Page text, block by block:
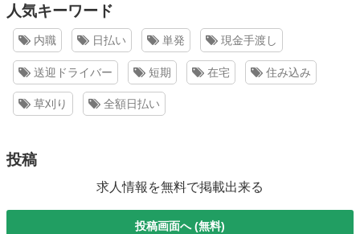
人気キーワード
内職 日払い 単発 現金手渡し
送迎ドライバー 短期 在宅 住み込み
草刈り 全額日払い
投稿
求人情報を無料で掲載出来る
投稿画面へ (無料)